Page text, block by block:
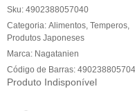
Sku: 4902388057040
Categoria: Alimentos Temperos
Produtos Japoneses
Marca: Nagatanien
Código de Barras:
Produto Indisponível